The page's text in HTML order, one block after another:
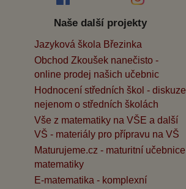
Naše další projekty
Jazyková škola Březinka
Obchod Zkoušek nanečisto -
online prodej našich učebnic
Hodnocení středních škol - diskuze
nejenom o středních školách
Vše z matematiky na VŠE a další
VŠ - materiály pro přípravu na VŠ
Maturujeme.cz - maturitní učebnice
matematiky
E-matematika - komplexní